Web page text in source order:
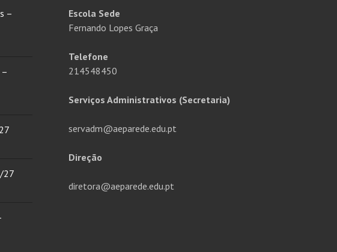
–
27
Escola Sede
Fernando Lopes Graça
Telefone
214548450
Serviços Administrativos (Secretaria)
servadm@aeparede.edu.pt
Direção
diretora@aeparede.edu.pt